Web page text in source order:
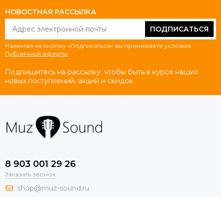
НОВОСТНАЯ РАССЫЛКА
ПОДПИСАТЬСЯ
Нажимая на кнопку «Подписаться» вы принимаете условия
Публичной оферты
Подпишитесь на рассылку, чтобы быть в курсе наших
новых поступлений, акций и скидок.
8 903 001 29 26
Заказать звонок
shop@muz-sound.ru